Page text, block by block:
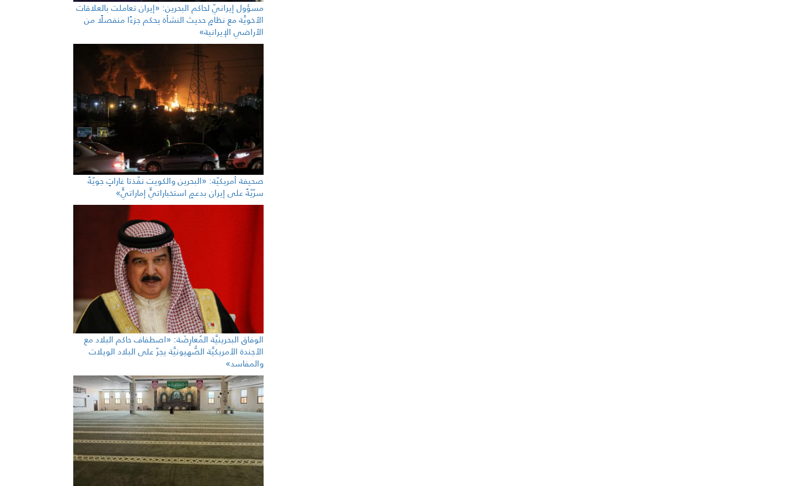
مسؤول إيرانيّ لحاكم البحرين: «إيران تعاملت بالعلاقات
الأخويَّة مع نظامٍ حديث النشأة يحكم جزءًا منفصلًا من
الأراضي الإيرانية»
صحيفة أمريكيّة: «البحرين والكويت نفّذتا غاراتٍ جويّةً
سرّيّةً على إيران بدعمٍ استخباراتيٍّ إماراتيٍّ»
الوفاق البحرينيَّة المُعارِضَة: «اصطفاف حاكم البلاد مع
الأجندة الأمريكيَّة الصُّهيونيَّة يجرّ على البلاد الويلات
والمفاسد»